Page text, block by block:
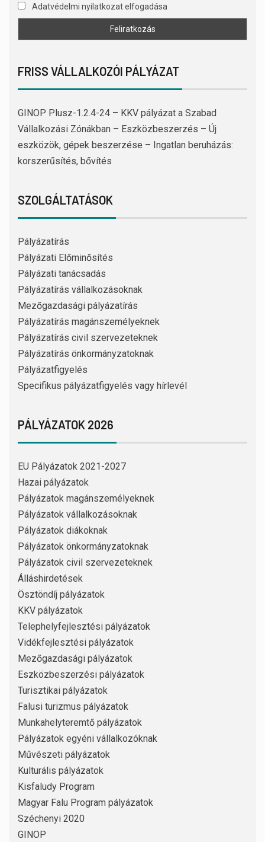
Adatvédelmi nyilatkozat elfogadása
FRISS VÁLLALKOZÓI PÁLYÁZAT
GINOP Plusz-1.2.4-24 – KKV pályázat a Szabad
Vállalkozási Zónákban – Eszközbeszerzés – Új
eszközök, gépek beszerzése – Ingatlan beruházás:
korszerűsítés, bővítés
SZOLGÁLTATÁSOK
Pályázatírás
Pályázati Előminősítés
Pályázati tanácsadás
Pályázatírás vállalkozásoknak
Mezőgazdasági pályázatírás
Pályázatírás magánszemélyeknek
Pályázatírás civil szervezeteknek
Pályázatírás önkormányzatoknak
Pályázatfigyelés
Specifikus pályázatfigyelés vagy hírlevél
PÁLYÁZATOK 2026
EU Pályázatok 2021-2027
Hazai pályázatok
Pályázatok magánszemélyeknek
Pályázatok vállalkozásoknak
Pályázatok diákoknak
Pályázatok önkormányzatoknak
Pályázatok civil szervezeteknek
Álláshirdetések
Ösztöndíj pályázatok
KKV pályázatok
Telephelyfejlesztési pályázatok
Vidékfejlesztési pályázatok
Mezőgazdasági pályázatok
Eszközbeszerzési pályázatok
Turisztikai pályázatok
Falusi turizmus pályázatok
Munkahelyteremtő pályázatok
Pályázatok egyéni vállalkozóknak
Művészeti pályázatok
Kulturális pályázatok
Kisfaludy Program
Magyar Falu Program pályázatok
Széchenyi 2020
GINOP